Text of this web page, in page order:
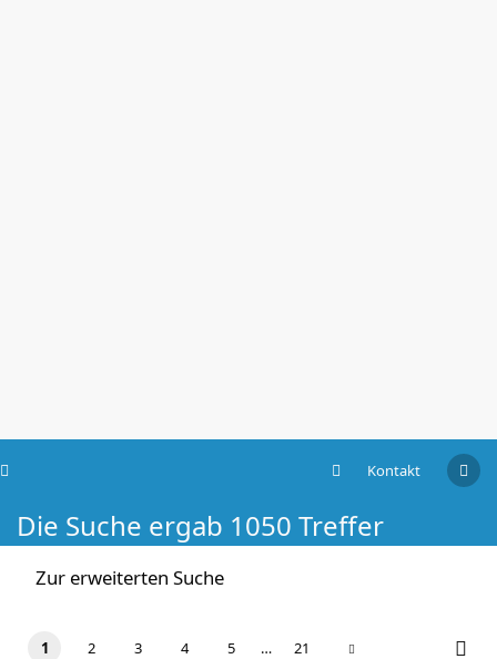
Kontakt
Die Suche ergab 1050 Treffer
Zur erweiterten Suche
1 2 3 4 5 … 21